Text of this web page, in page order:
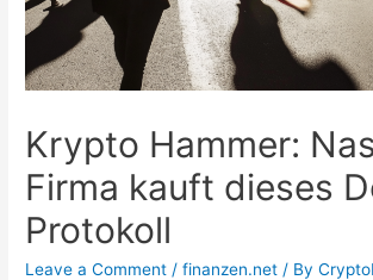
Krypto Hammer:
Firma kauft dieses
Protokoll
Leave a Comment /finanzen.net / By